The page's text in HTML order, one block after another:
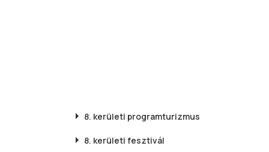
8. kerületi programturizmus
8. kerületi fesztivál